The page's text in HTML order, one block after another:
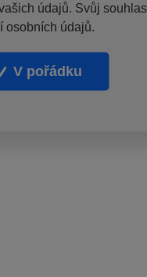
údajů. Svůj
osobních údajů.
V pořádku